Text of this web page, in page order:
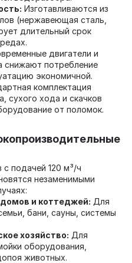
Изготавливаются из
(нержавеющая сталь,
длительный срок
двигатели и
снижают потребление
экономичной.
комплектация
сухого хода и скачков
от поломок.
подачей 120 м³/ч
незаменимыми
и коттеджей: Для
бани, сауны, системы
хозяйство: Для
оборудования,
животных.